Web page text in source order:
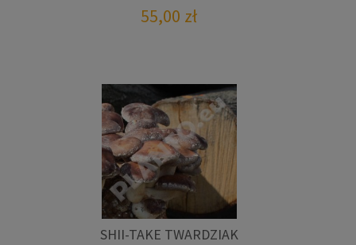
55,00 zł
SHII-TAKE TWARDZIAK